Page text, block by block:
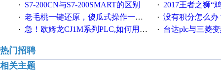
· S7-200CN与S7-200SMART的区别 · 2017王者之狮“鸡”情签到
· 老毛桃一键还原，傻瓜式操作一键轻松备份还原；程序为向导式安装，一键即可实现自动备份或还原系统。 · 没有积分怎么办
· 急！欧姆龙CJ1M系列PLC,如何用时间控制变频器。要求时间在组态王中可以自由输入！拜托各位大神了！ · 台达plc与三菱
热门招聘
相关主题